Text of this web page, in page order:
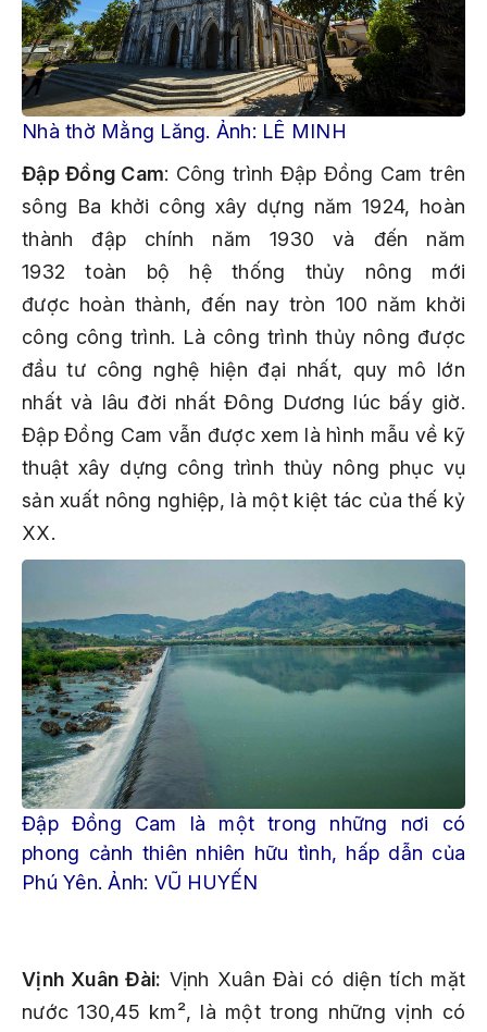
Nhà thờ Mằng Lăng. Ảnh: LÊ MINH
Đập Đồng Cam: Công trình Đập Đồng Cam trên
sông Ba khởi công xây dựng năm 1924, hoàn
thành đập chính năm 1930 và đến năm
1932 toàn bộ hệ thống thủy nông mới
được hoàn thành, đến nay tròn 100 năm khởi
công công trình. Là công trình thủy nông được
đầu tư công nghệ hiện đại nhất, quy mô lớn
nhất và lâu đời nhất Đông Dương lúc bấy giờ.
Đập Đồng Cam vẫn được xem là hình mẫu về kỹ
thuật xây dựng công trình thủy nông phục vụ
sản xuất nông nghiệp, là một kiệt tác của thế kỷ
XX.
Đập Đồng Cam là một trong những nơi có
phong cảnh thiên nhiên hữu tình, hấp dẫn của
Phú Yên. Ảnh: VŨ HUYẾN
Vịnh Xuân Đài: Vịnh Xuân Đài có diện tích mặt
nước 130,45 km², là một trong những vịnh có